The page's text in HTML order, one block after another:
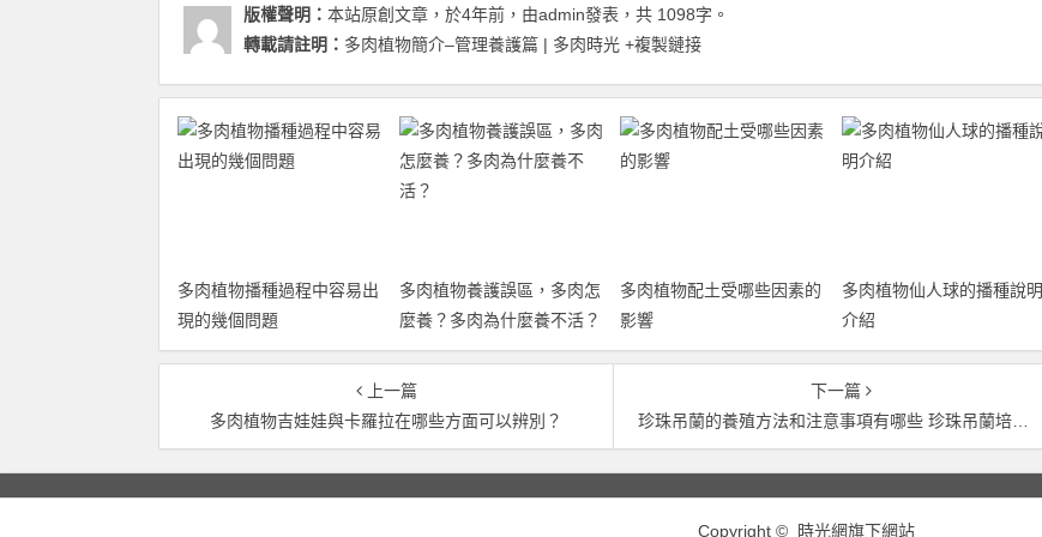
版權聲明： 本站原創文章，於4年前，由admin發表，共 1098字。
轉載請註明： 多肉植物簡介–管理養護篇 | 多肉時光 +複製鏈接
多肉植物播種過程中容易出
現的幾個問題
多肉植物養護誤區，多肉怎
麼養？多肉為什麼養不活？
多肉植物配土受哪些因素的
影響
多肉植物仙人球的播種說明
介紹
上一篇
多肉植物吉娃娃與卡羅拉在哪些方面可以辨別？
下一篇
珍珠吊蘭的養殖方法和注意事項有哪些 珍珠吊蘭培養土如何製作
Copyright © 時光網旗下網站